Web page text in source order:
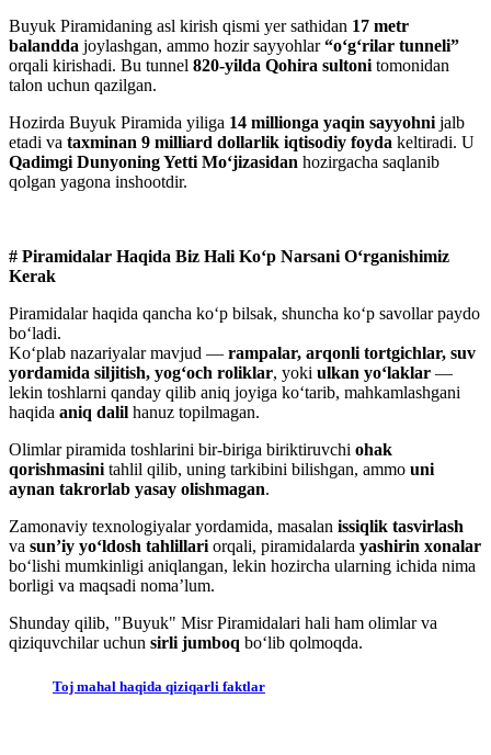
Buyuk Piramidaning asl kirish qismi yer sathidan 17 metr
balandda joylashgan, ammo hozir sayyohlar“o‘g‘rilar tunneli”
orqali kirishadi. Bu tunnel 820-yilda Qohira sultoni tomonidan
talon uchun qazilgan.
Hozirda Buyuk Piramida yiliga 14 millionga yaqin sayyohni jalb
etadi va taxminan 9 milliard dollarlik iqtisodiy foyda keltiradi. U
Qadimgi Dunyoning Yetti Mo‘jizasidan hozirgacha saqlanib
qolgan yagona inshootdir.
# Piramidalar Haqida Biz Hali Ko‘p Narsani O‘rganishimiz
Kerak
Piramidalar haqida qancha ko‘p bilsak, shuncha ko‘p savollar paydo
bo‘ladi.
Ko‘plab nazariyalar mavjud — rampalar, arqonli tortgichlar, suv
yordamida siljitish, yog‘och roliklar, yoki ulkan yo‘laklar —
lekin toshlarni qanday qilib aniq joyiga ko‘tarib, mahkamlashgani
haqida aniq dalil hanuz topilmagan.
Olimlar piramida toshlarini bir-biriga biriktiruvchi ohak
qorishmasini tahlil qilib, uning tarkibini bilishgan, ammo uni
aynan takrorlab yasay olishmagan.
Zamonaviy texnologiyalar yordamida, masalan issiqlik tasvirlash
va sun’iy yo‘ldosh tahlillari orqali, piramidalarda yashirin xonalar
bo‘lishi mumkinligi aniqlangan, lekin hozircha ularning ichida nima
borligi va maqsadi noma’lum.
Shunday qilib, "Buyuk" Misr Piramidalari hali ham olimlar va
qiziquvchilar uchun sirli jumboq bo‘lib qolmoqda.
Toj mahal haqida qiziqarli faktlar